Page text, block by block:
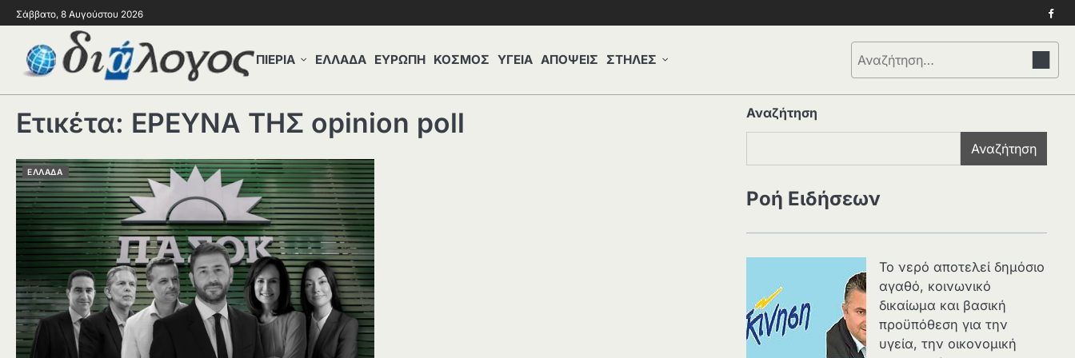
Σάββατο, 8 Αυγούστου 2026
ΠΙΕΡΙΑ ΕΛΛΑΔΑ ΕΥΡΩΠΗ ΚΟΣΜΟΣ ΥΓΕΙΑ ΑΠΟΨΕΙΣ ΣΤΗΛΕΣ
Αναζήτηση
για:
Ετικέτα: ΕΡΕΥΝΑ ΤΗΣ opinion poll
ΕΛΛΑΔΑ
Αναζήτηση
Αναζήτηση
Ροή Ειδήσεων
Το νερό αποτελεί δημόσιο
αγαθό, κοινωνικό
δικαίωμα και βασική
προϋπόθεση για την
υγεία, την οικονομική